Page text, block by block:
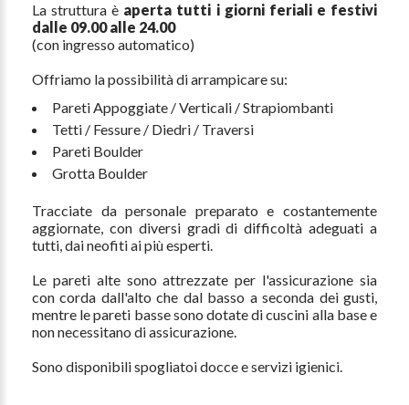
La struttura è aperta tutti i giorni feriali e festivi
dalle 09.00 alle 24.00
(con ingresso automatico)
Offriamo la possibilità di arrampicare su:
Pareti Appoggiate / Verticali / Strapiombanti
Tetti / Fessure / Diedri / Traversi
Pareti Boulder
Grotta Boulder
Tracciate da personale preparato e costantemente
aggiornate, con diversi gradi di difficoltà adeguati a
tutti, dai neofiti ai più esperti.
Le pareti alte sono attrezzate per l'assicurazione sia
con corda dall'alto che dal basso a seconda dei gusti,
mentre le pareti basse sono dotate di cuscini alla base e
non necessitano di assicurazione.
Sono disponibili spogliatoi docce e servizi igienici.